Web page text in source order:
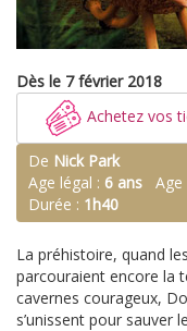
Dès le 7 février 2018
Achetez vos
De Nick Park
Age légal : 6 ans Age
Durée : 1h40
La préhistoire, quand
parcouraient encore la
cavernes courageux,
s’unissent pour sauver